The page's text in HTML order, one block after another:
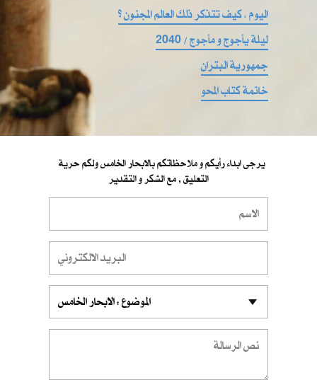
اليوم ، كيف تتذكر ذلك العالم المجنون ؟
ليلة يأجوج و مأجوج / 2040
جمهورية البتران
خاتمة كتاب المحو
التعليق , مع الشكر و التقدير